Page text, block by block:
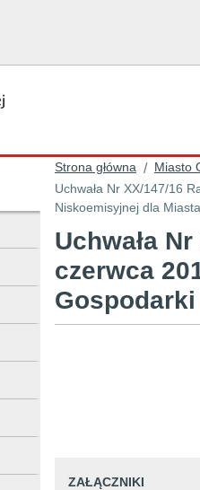
Strona główna / Miasto
Uchwała Nr XX/147/16
Niskoemisyjnej dla Miasta
Uchwała
czerwca
Gospodarki
ZAŁĄCZNIKI